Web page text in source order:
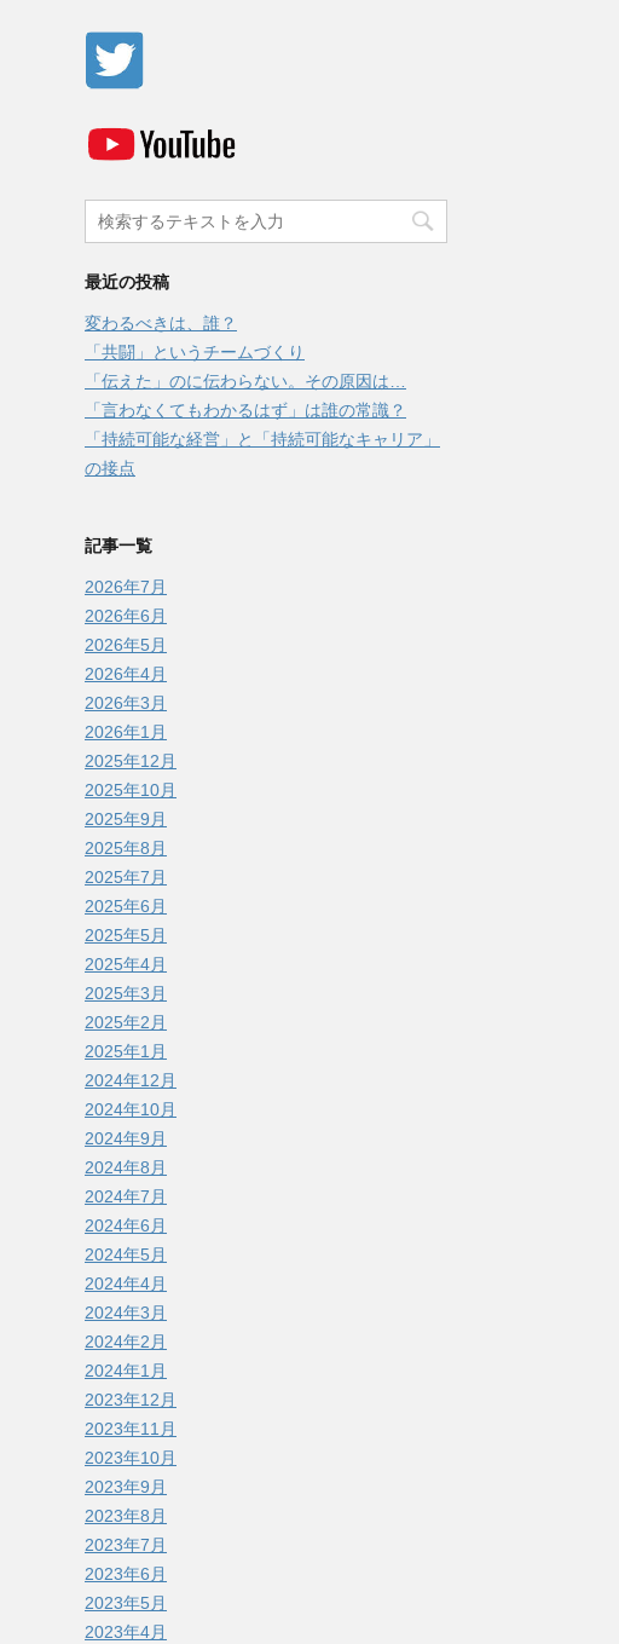
最近の投稿
変わるべきは、誰？
「共闘」というチームづくり
「伝えた」のに伝わらない。その原因は…
「言わなくてもわかるはず」は誰の常識？
「持続可能な経営」と「持続可能なキャリア」
の接点
記事一覧
2026年7月
2026年6月
2026年5月
2026年4月
2026年3月
2026年1月
2025年12月
2025年10月
2025年9月
2025年8月
2025年7月
2025年6月
2025年5月
2025年4月
2025年3月
2025年2月
2025年1月
2024年12月
2024年10月
2024年9月
2024年8月
2024年7月
2024年6月
2024年5月
2024年4月
2024年3月
2024年2月
2024年1月
2023年12月
2023年11月
2023年10月
2023年9月
2023年8月
2023年7月
2023年6月
2023年5月
2023年4月